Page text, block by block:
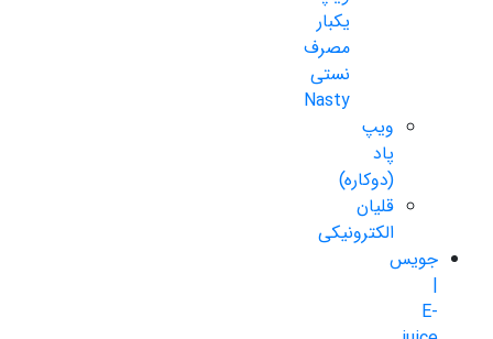
یکبار
مصرف
نستی
Nasty
ویپ
پاد
(دوکاره)
قلیان
الکترونیکی
جویس
|
E-